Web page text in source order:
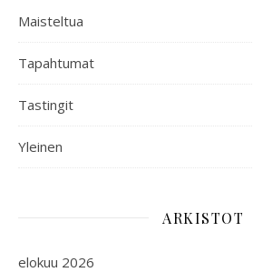
Maisteltua
Tapahtumat
Tastingit
Yleinen
ARKISTOT
elokuu 2026